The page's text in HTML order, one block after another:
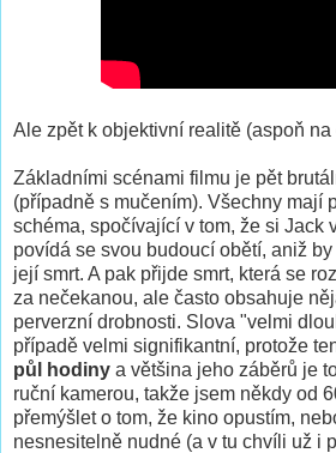
Ale zpět k objektivní realitě (aspoň na
Základními scénami filmu je pět
(případně s mučením). Všechny mají
schéma, spočívající v tom, že si Jack
povídá se svou budoucí obětí, aniž
její smrt. A pak přijde smrt, která se
za nečekanou, ale často obsahuje
perverzní drobnosti. Slova "velmi
případě velmi signifikantní, protože
půl hodiny a většina jeho záběrů je
ruční kamerou, takže jsem někdy od
přemýšlet o tom, že kino opustím,
nesnesitelně nudné (a v tu chvíli už i